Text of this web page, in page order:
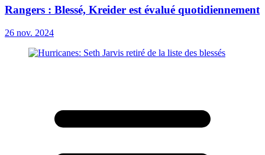
Rangers : Blessé, Kreider est évalué quotidiennement
26 nov. 2024